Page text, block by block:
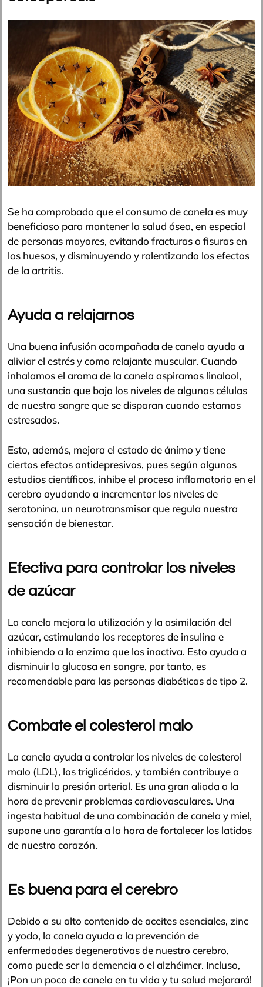
Se ha comprobado que el consumo de canela es muy
beneficioso para mantener la salud ósea, en especial
de personas mayores, evitando fracturas o fisuras en
los huesos, y disminuyendo y ralentizando los efectos
de la artritis.
Ayuda a relajarnos
Una buena infusión acompañada de canela ayuda a
aliviar el estrés y como relajante muscular. Cuando
inhalamos el aroma de la canela aspiramos linalool,
una sustancia que baja los niveles de algunas células
de nuestra sangre que se disparan cuando estamos
estresados.
Esto, además, mejora el estado de ánimo y tiene
ciertos efectos antidepresivos, pues según algunos
estudios científicos, inhibe el proceso inflamatorio en el
cerebro ayudando a incrementar los niveles de
serotonina, un neurotransmisor que regula nuestra
sensación de bienestar.
Efectiva para controlar los niveles
de azúcar
La canela mejora la utilización y la asimilación del
azúcar, estimulando los receptores de insulina e
inhibiendo a la enzima que los inactiva. Esto ayuda a
disminuir la glucosa en sangre, por tanto, es
recomendable para las personas diabéticas de tipo 2.
Combate el colesterol malo
La canela ayuda a controlar los niveles de colesterol
malo (LDL), los triglicéridos, y también contribuye a
disminuir la presión arterial. Es una gran aliada a la
hora de prevenir problemas cardiovasculares. Una
ingesta habitual de una combinación de canela y miel,
supone una garantía a la hora de fortalecer los latidos
de nuestro corazón.
Es buena para el cerebro
Debido a su alto contenido de aceites esenciales, zinc
y yodo, la canela ayuda a la prevención de
enfermedades degenerativas de nuestro cerebro,
como puede ser la demencia o el alzhéimer. Incluso,
¡Pon un poco de canela en tu vida y tu salud mejorará!